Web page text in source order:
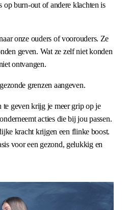
burn-out of andere klachten is
onze ouders of voorouders. Ze
geven. Wat ze zelf niet konden
ontvangen.
grenzen aangeven.
te geven krijg je meer grip op je
acties die bij jou passen.
kracht krijgen een flinke boost.
voor een gezond, gelukkig en